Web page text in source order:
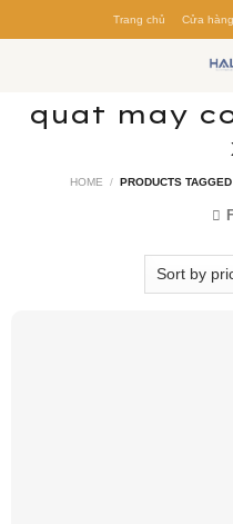
Trang chủ Cửa hàng
quat may
HOME / PRODUCTS